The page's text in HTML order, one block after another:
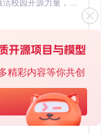
精彩内容等你共创
快速对比不同风格
实践数据显示，这
能收集不同AI对技
学的决策。某创业
线错误。
「源启盛夏」暑期校园开发者成长计划旨在激活校园开源力量，通过积分激励、认证扶持、资源倾斜等形式，引导高校组织和开发者完成「入驻 — 建项目 — 做贡献 — 获认证 — 得资源」的完整闭环。无论你是想带领社团入驻平台的组织者，还是希望用代码贡献证明自己的开发者，都能在这里找到属于你的成长路径。
基于Python的Xiaozhi AI，适用于想要完整Xiaozhi体验而无需拥有专用硬件的用户。